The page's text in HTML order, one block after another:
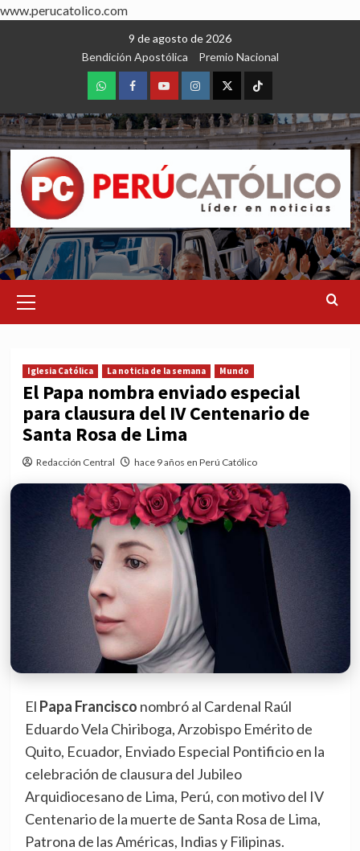
www.perucatolico.com
9 de agosto de 2026
Bendición Apostólica
Premio Nacional
WhatsAppFacebookYoutubeInstagram
X TikTok
Menu
Iglesia Católica La noticia de la semana Mundo
El Papa nombra enviado especial
para clausura del IV Centenario de
Santa Rosa de Lima
Redacción Central hace 9 años en Perú Católico
El Papa Francisco nombró al Cardenal Raúl
Eduardo Vela Chiriboga, Arzobispo Emérito de
Quito, Ecuador, Enviado Especial Pontificio en la
celebración de clausura del Jubileo
Arquidiocesano de Lima, Perú, con motivo del IV
Centenario de la muerte de Santa Rosa de Lima,
Patrona de las Américas, Indias y Filipinas.